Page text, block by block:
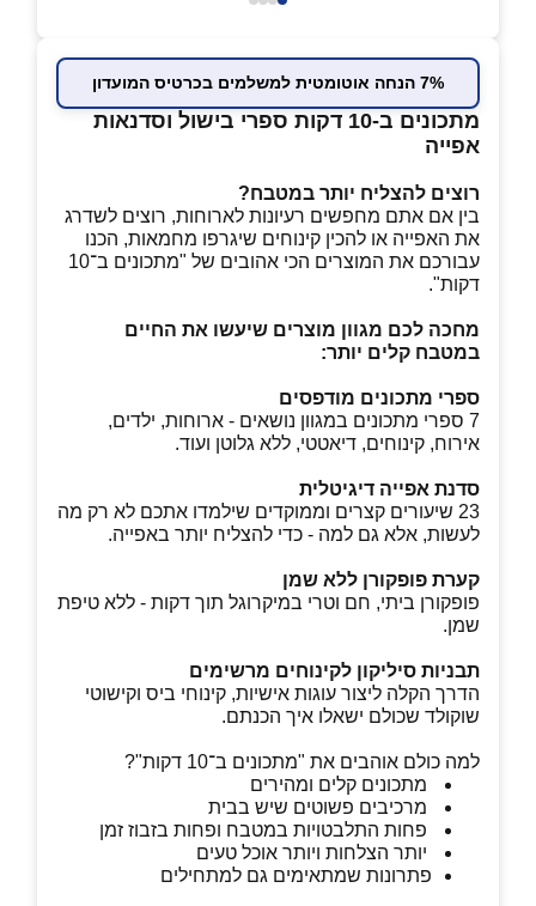
7% הנחה אוטומטית למשלמים בכרטיס המועדון
מתכונים ב-10 דקות ספרי בישול וסדנאות
אפייה
רוצים להצליח יותר במטבח?
בין אם אתם מחפשים רעיונות לארוחות, רוצים לשדרג
את האפייה או להכין קינוחים שיגרפו מחמאות, הכנו
עבורכם את המוצרים הכי אהובים של "מתכונים ב־10
דקות".
מחכה לכם מגוון מוצרים שיעשו את החיים
במטבח קלים יותר:
ספרי מתכונים מודפסים
7 ספרי מתכונים במגוון נושאים - ארוחות, ילדים,
אירוח, קינוחים, דיאטטי, ללא גלוטן ועוד.
סדנת אפייה דיגיטלית
23 שיעורים קצרים וממוקדים שילמדו אתכם לא רק מה
לעשות, אלא גם למה - כדי להצליח יותר באפייה.
קערת פופקורן ללא שמן
פופקורן ביתי, חם וטרי במיקרוגל תוך דקות - ללא טיפת
שמן.
תבניות סיליקון לקינוחים מרשימים
הדרך הקלה ליצור עוגות אישיות, קינוחי ביס וקישוטי
שוקולד שכולם ישאלו איך הכנתם.
למה כולם אוהבים את "מתכונים ב־10 דקות"?
מתכונים קלים ומהירים
מרכיבים פשוטים שיש בבית
פחות התלבטויות במטבח ופחות בזבוז זמן
יותר הצלחות ויותר אוכל טעים
פתרונות שמתאימים גם למתחילים